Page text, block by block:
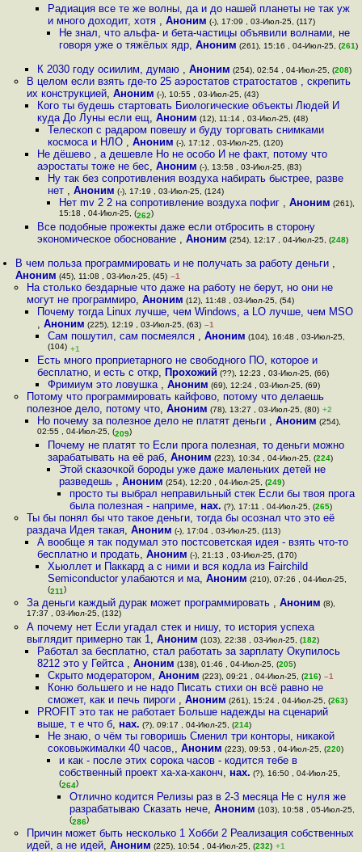
Радиация все те же волны, да и до нашей планеты не так уж
и много доходит, хотя ,Аноним (-), 17:09 , 03-Июл-25, (117)
Не знал, что альфа- и бета-частицы объявили волнами, не
говоря уже о тяжёлых ядр, Аноним (261), 15:16 , 04-Июл-25, (261)
К 2030 году осиилим, думаю , Аноним (254), 02:54 , 04-Июл-25, (208)
В целом если взять где-то 25 аэростатов стратостатов , скрепить
их конструкцией, Аноним (-), 10:55 , 03-Июл-25, (43)
Кого ты будешь стартовать Биологические объекты Людей И
куда До Луны если ещ, Аноним (12), 11:14 , 03-Июл-25, (48)
Телескоп с радаром повешу и буду торговать снимками
космоса и НЛО ,Аноним (-), 17:12 , 03-Июл-25, (120)
Не дёшево , а дешевле Но не особо И не факт, потому что
аэростаты тоже не бес, Аноним (-), 13:58 , 03-Июл-25, (83)
Ну так без сопротивления воздуха набирать быстрее, разве
нет ,Аноним (-), 17:19 , 03-Июл-25, (124)
Нет mv 2 2 на сопротивление воздуха пофиг , Аноним (261),
15:18 , 04-Июл-25, (262)
Все подобные прожекты даже если отбросить в сторону
экономическое обоснование , Аноним (254), 12:17 , 04-Июл-25, (248)
В чем польза программировать и не получать за работу деньги ,
Аноним (45), 11:08 , 03-Июл-25, (45) –1
На столько бездарные что даже на работу не берут, но они не
могут не программиро, Аноним (12), 11:48 , 03-Июл-25, (54)
Почему тогда Linux лучше, чем Windows, а LO лучше, чем MSO
, Аноним (225), 12:19 , 03-Июл-25, (63) –1
Сам пошутил, сам посмеялся ,Аноним (104), 16:48 , 03-Июл-25,
(104) +1
Есть много проприетарного не свободного ПО, которое и
бесплатно, и есть с откр, Прохожий (??), 12:23 , 03-Июл-25, (66)
Фримиум это ловушка ,Аноним (69), 12:24 , 03-Июл-25, (69)
Потому что программировать кайфово, потому что делаешь
полезное дело, потому что, Аноним (78), 13:27 , 03-Июл-25, (80) +2
Но почему за полезное дело не платят деньги , Аноним (254),
02:55 , 04-Июл-25, (209)
Почему не платят то Если прога полезная, то деньги можно
зарабатывать на её раб,Аноним (223), 10:34 , 04-Июл-25, (224)
Этой сказочкой бороды уже даже маленьких детей не
разведешь , Аноним (254), 12:20 , 04-Июл-25, (249)
просто ты выбрал неправильный стек Если бы твоя прога
была полезная - наприме, нах. (?), 17:11 , 04-Июл-25, (265)
Ты бы понял бы что такое деньги, тогда бы осознал что это её
раздача Идея такая, Аноним (-), 17:04 , 03-Июл-25, (113)
А вообще я так подумал это постсоветская идея - взять что-то
бесплатно и продать, Аноним (-), 21:13 , 03-Июл-25, (170)
Хьюллет и Паккард а с ними и вся кодла из Fairchild
Semiconductor улабаются и ма,Аноним (210), 07:26 , 04-Июл-25,
(211)
За деньги каждый дурак может программировать , Аноним (8),
17:37 , 03-Июл-25, (132)
А почему нет Если угадал стек и нишу, то история успеха
выглядит примерно так 1, Аноним (103), 22:38 , 03-Июл-25, (182)
Работал за бесплатно, стал работать за зарплату Окупилось
8212 это у Гейтса , Аноним (138), 01:46 , 04-Июл-25, (205)
Скрыто модератором,Аноним (223), 09:21 , 04-Июл-25, (216) –1
Коню большего и не надо Писать стихи он всё равно не
сможет, как и печь пироги ,Аноним (261), 15:24 , 04-Июл-25, (263)
PROFIT это так не работает Больше надежды на сценарий
выше, т е что б, нах. (?), 09:17 , 04-Июл-25, (214)
Не знаю, о чём ты говоришь Сменил три конторы, никакой
соковыжималки 40 часов,,Аноним (223), 09:53 , 04-Июл-25, (220)
и как - после этих сорока часов - кодится тебе в
собственный проект ха-ха-хаконч, нах. (?), 16:50 , 04-Июл-25,
(264)
Отлично кодится Релизы раз в 2-3 месяца Не с нуля же
разрабатываю Сказать нече, Аноним (103), 10:58 , 05-Июл-25,
(286)
Причин может быть несколько 1 Хобби 2 Реализация собственных
идей, а не идей, Аноним (225), 10:54 , 04-Июл-25, (232) +1